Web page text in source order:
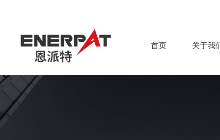
首页 关于我